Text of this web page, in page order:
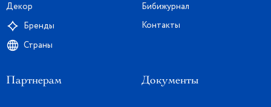
Декор
Бренды
Страны
Бибижурнал
Контакты
Партнерам Документы